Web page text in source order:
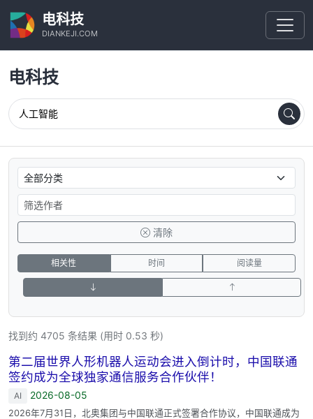
电科技
DIANKEJI.COM
电科技
清除
相关性 时间 阅读量
找到约 4705 条结果 (用时 0.53 秒)
第二届世界人形机器人运动会进入倒计时，中国联通
签约成为全球独家通信服务合作伙伴！
AI 2026-08-05
2026年7月31日，北奥集团与中国联通正式签署合作协议，中国联通成为